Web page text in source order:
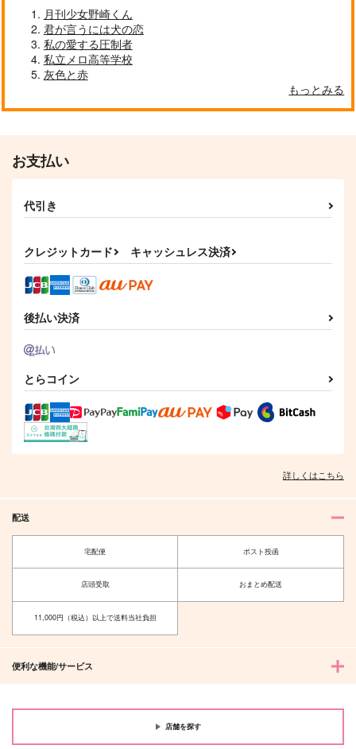
いとしのももんが
＠ガレット
1,257 円（税込）
作品詳細
欠乏症のバラッド
芥箱
（税込）
夜絵葎
944円（税込）
六平千鉱×漣伯理
鳶屋
1,257円（税込）
東京アリス
865円 （税込）
「11月8.5日」
629円（税込）
と、
月刊少女野崎くん
君が言うには犬の恋
私の愛する圧制者
私立メロ高等学校
灰色と赤
もっとみる
お支払い
代引き
クレジットカード キャッシュレス決済
後払い決済
とらコイン
詳しくはこちら
配送
宅配便 ポスト投函
店頭受取 おまとめ配送
11,000円（税込）以上で送料当社負担
便利な機能/サービス
店舗を探す